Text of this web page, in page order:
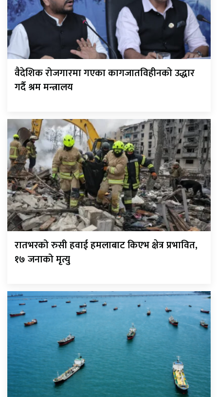
वैदेशिक रोजगारमा गएका कागजातविहीनको उद्धार
गर्दै श्रम मन्त्रालय
रातभरको रुसी हवाई हमलाबाट किएभ क्षेत्र प्रभावित,
१७ जनाको मृत्यु